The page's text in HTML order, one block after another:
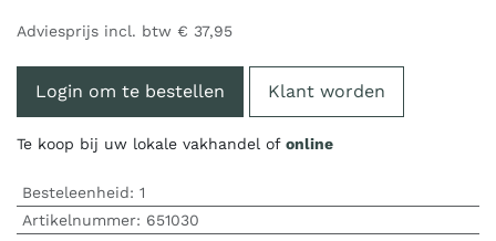
Adviesprijs incl. btw € 37,95
Login om te bestellen Klant worden
Te koop bij uw lokale vakhandel of online
Besteleenheid: 1
Artikelnummer: 651030